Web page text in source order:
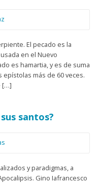
El pecado es la
en el Nuevo
es hamartia, y es de suma
más de 60 veces.
[…]
santos?
y paradigmas, a
Gino Iafrancesco